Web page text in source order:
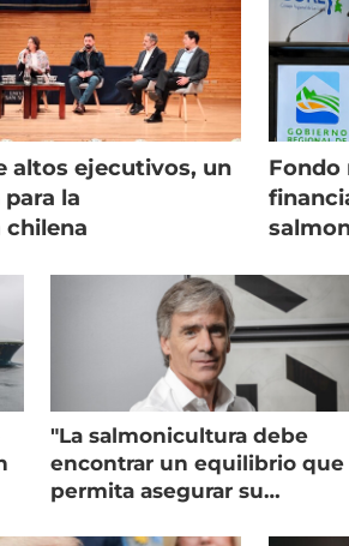
altos ejecutivos, un
la
Fondo
"La salmonicultura debe
encontrar un equilibrio que
permita asegurar su